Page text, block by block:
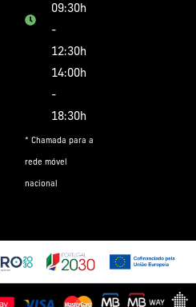
09:30h
-
12:30h
14:00h
-
18:30h
* Chamada para a
rede móvel
nacional